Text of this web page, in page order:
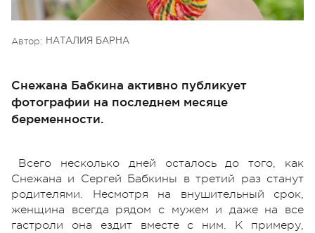
Автор: НАТАЛИЯ БАРНА
Снежана Бабкина активно публикует
фотографии на последнем месяце
беременности.
Всего несколько дней осталось до того, как
Снежана и Сергей Бабкины в третий раз станут
родителями. Несмотря на внушительный срок,
женщина всегда рядом с мужем и даже на все
гастроли она ездит вместе с ним. К примеру,